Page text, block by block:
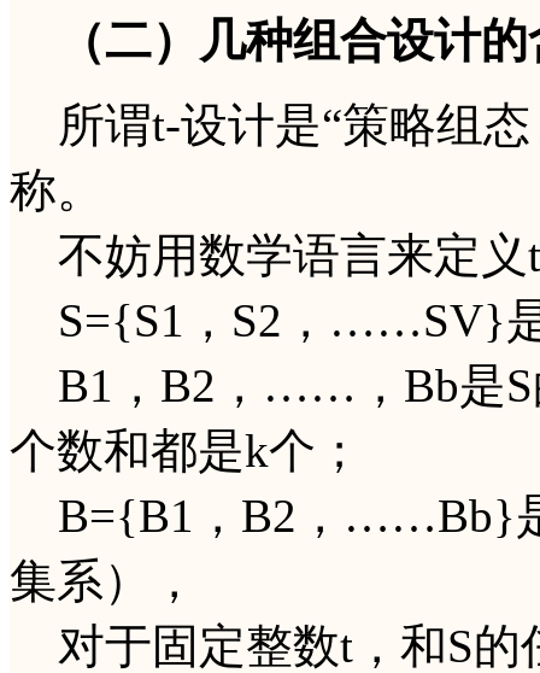
（二）几种组合设计
所谓t-设计是“策略组态
称。
不妨用数学语言来定义
S={S1，S2，……SV}
B1，B2，……，Bb是S
个数和都是k个；
B={B1，B2，……Bb}
集系），
对于固定整数t，和S的